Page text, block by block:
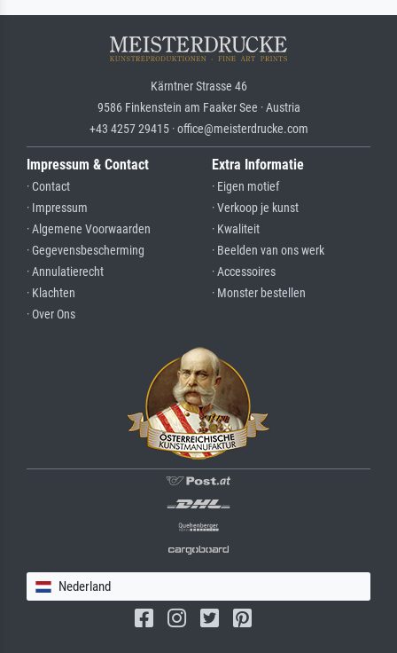
Kärntner Strasse 46
9586 Finkenstein am Faaker See · Austria
+43 4257 29415 · office@meisterdrucke.com
Impressum & Contact
· Contact
· Impressum
· Algemene Voorwaarden
· Gegevensbescherming
· Annulatierecht
· Klachten
· Over Ons
Extra Informatie
· Eigen motief
· Verkoop je kunst
· Kwaliteit
· Beelden van ons werk
· Accessoires
· Monster bestellen
Nederland